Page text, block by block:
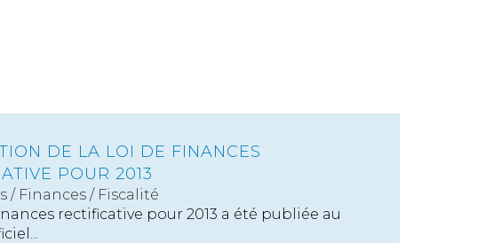
DE LA LOI DE FINANCES
POUR 2013
/ Finances / Fiscalité
rectificative pour 2013 a été publiée au